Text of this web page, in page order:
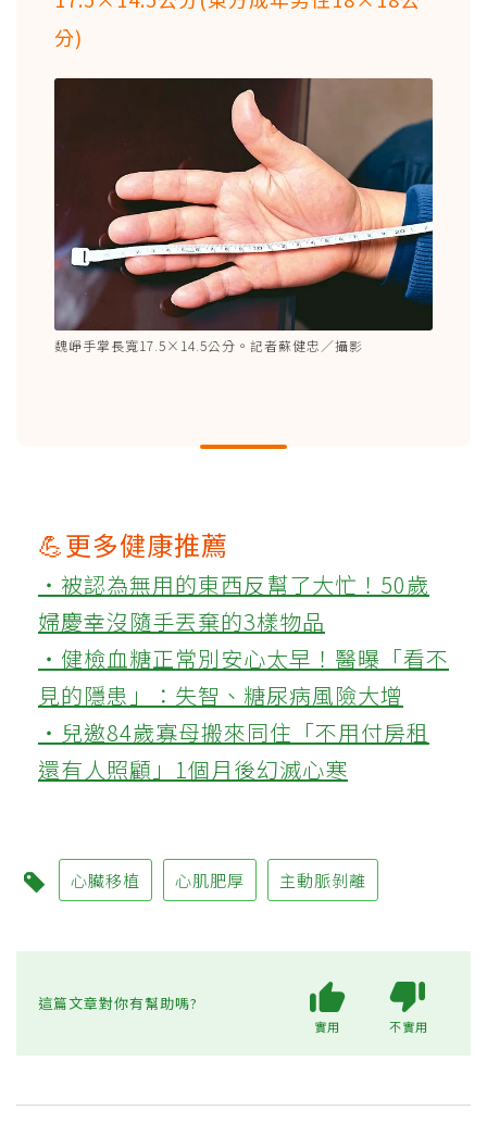
分)
魏崢手掌長寬17.5×14.5公分。記者蘇健忠／攝影
💪更多健康推薦
‧被認為無用的東西反幫了大忙！50歲
婦慶幸沒隨手丟棄的3樣物品
‧健檢血糖正常別安心太早！醫曝「看不
見的隱患」：失智、糖尿病風險大增
‧兒邀84歲寡母搬來同住「不用付房租
還有人照顧」1個月後幻滅心寒
心臟移植 心肌肥厚 主動脈剝離
這篇文章對你有幫助嗎?
實用 不實用